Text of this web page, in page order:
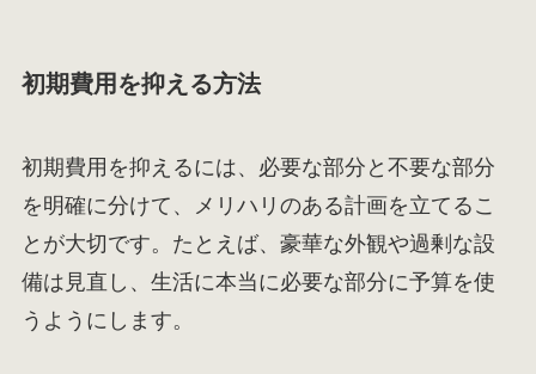
初期費用を抑える方法
初期費用を抑えるには、必要な部分と不要な部分
を明確に分けて、メリハリのある計画を立てるこ
とが大切です。たとえば、豪華な外観や過剰な設
備は見直し、生活に本当に必要な部分に予算を使
うようにします。